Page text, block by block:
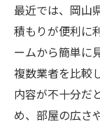
最近では、岡山
積もりが便利に
ームから簡単に
複数業者を比較
内容が不十分だ
め、部屋の広さ